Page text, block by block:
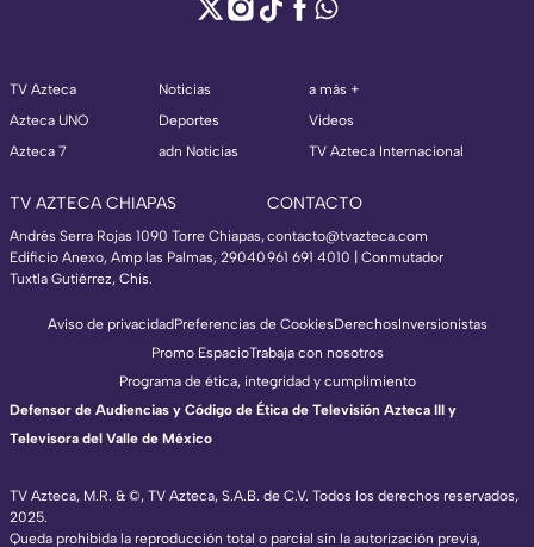
TV Azteca
Azteca UNO
Azteca 7
Noticias
Deportes
adn Noticias
a más +
Videos
TV Azteca Internacional
TV AZTECA CHIAPAS
Andrés Serra Rojas 1090 Torre Chiapas,
Edificio Anexo, Amp las Palmas, 29040
Tuxtla Gutiérrez, Chis.
CONTACTO
contacto@tvazteca.com
961 691 4010 | Conmutador
TV Azteca, M.R. & ©, TV Azteca, S.A.B. de C.V. Todos los derechos reservados,
2025.
Queda prohibida la reproducción total o parcial sin la autorización previa,
Aviso de privacidadPreferencias de CookiesDerechosInversionistas
Promo EspacioTrabaja con nosotros
Programa de ética, integridad y cumplimiento
Defensor de Audiencias y Código de Ética de Televisión Azteca III y
Televisora del Valle de México